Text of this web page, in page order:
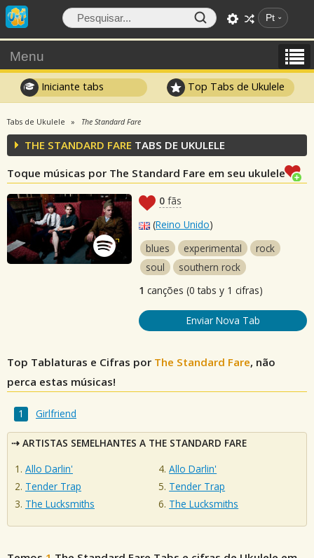
Pt
Menu
Iniciante tabs Top Tabs de Ukulele
Tabs de Ukulele The Standard Fare
THE STANDARD FARE TABS DE UKULELE
Toque músicas por The Standard Fare em seu ukulele
0 fãs
(Reino Unido)
blues
experimental
rock
soul
southern rock
1 canções (0 tabs y 1 cifras)
Enviar Nova Tab
Top Tablaturas e Cifras por The Standard Fare, não
perca estas músicas!
Girlfriend
ARTISTAS SEMELHANTES A THE STANDARD FARE
Allo Darlin'
Tender Trap
The Lucksmiths
Allo Darlin'
Tender Trap
The Lucksmiths